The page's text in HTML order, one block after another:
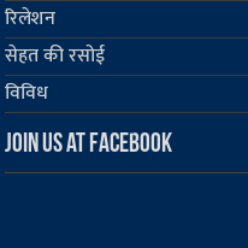
रिलेशन
सेहत की रसोई
विविध
Join us at Facebook